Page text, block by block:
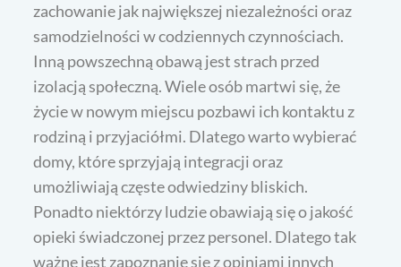
zachowanie jak największej niezależności oraz
samodzielności w codziennych czynnościach.
Inną powszechną obawą jest strach przed
izolacją społeczną. Wiele osób martwi się, że
życie w nowym miejscu pozbawi ich kontaktu z
rodziną i przyjaciółmi. Dlatego warto wybierać
domy, które sprzyjają integracji oraz
umożliwiają częste odwiedziny bliskich.
Ponadto niektórzy ludzie obawiają się o jakość
opieki świadczonej przez personel. Dlatego tak
ważne jest zapoznanie się z opiniami innych